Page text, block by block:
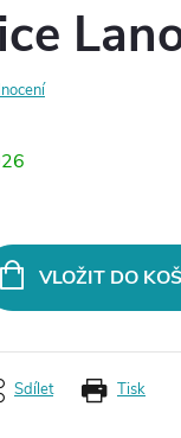
VLOŽIT DO
Tisk
Sdílet